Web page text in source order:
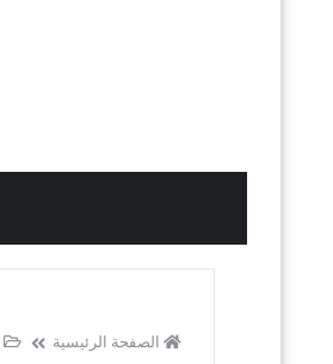
الصفحة الرئيسية